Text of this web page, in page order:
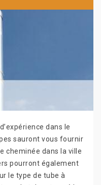
dans le
sauront vous fournir
cheminée dans la ville
pourront également
le type de tube à